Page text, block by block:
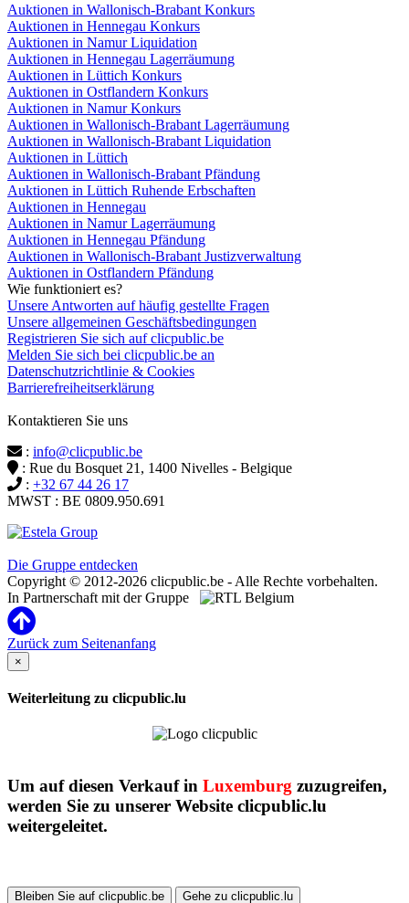
Auktionen in Wallonisch-Brabant Konkurs
Auktionen in Hennegau Konkurs
Auktionen in Namur Liquidation
Auktionen in Hennegau Lagerräumung
Auktionen in Lüttich Konkurs
Auktionen in Ostflandern Konkurs
Auktionen in Namur Konkurs
Auktionen in Wallonisch-Brabant Lagerräumung
Auktionen in Wallonisch-Brabant Liquidation
Auktionen in Lüttich
Auktionen in Wallonisch-Brabant Pfändung
Auktionen in Lüttich Ruhende Erbschaften
Auktionen in Hennegau
Auktionen in Namur Lagerräumung
Auktionen in Hennegau Pfändung
Auktionen in Wallonisch-Brabant Justizverwaltung
Auktionen in Ostflandern Pfändung
Wie funktioniert es?
Unsere Antworten auf häufig gestellte Fragen
Unsere allgemeinen Geschäftsbedingungen
Registrieren Sie sich auf clicpublic.be
Melden Sie sich bei clicpublic.be an
Datenschutzrichtlinie & Cookies
Barrierefreiheitserklärung
Kontaktieren Sie uns
: info@clicpublic.be
: Rue du Bosquet 21, 1400 Nivelles - Belgique
: +32 67 44 26 17
MWST : BE 0809.950.691
Die Gruppe entdecken
Copyright © 2012-2026 clicpublic.be - Alle Rechte vorbehalten.
In Partnerschaft mit der Gruppe
Zurück zum Seitenanfang
×
Weiterleitung zu clicpublic.lu
Um auf diesen Verkauf in Luxemburg zuzugreifen,
werden Sie zu unserer Website clicpublic.lu
weitergeleitet.
Bleiben Sie auf clicpublic.be Gehe zu clicpublic.lu